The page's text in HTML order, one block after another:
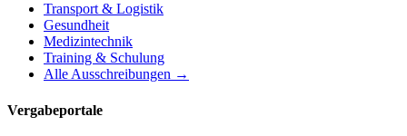
Transport & Logistik
Gesundheit
Medizintechnik
Training & Schulung
Alle Ausschreibungen →
Vergabeportale